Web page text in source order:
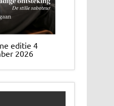
editie 4
2026